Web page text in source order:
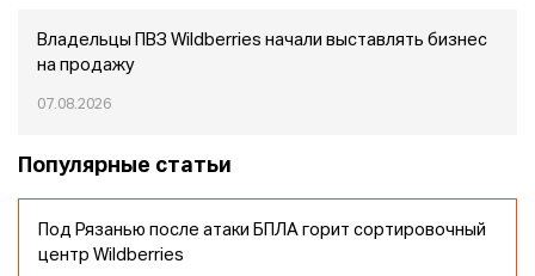
Владельцы ПВЗ Wildberries начали выставлять бизнес
на продажу
07.08.2026
Популярные статьи
Под Рязанью после атаки БПЛА горит сортировочный
центр Wildberries